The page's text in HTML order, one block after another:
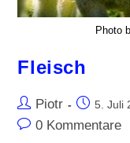
Photo
Fleisch
Piotr 5. Juli
0 Kommentare